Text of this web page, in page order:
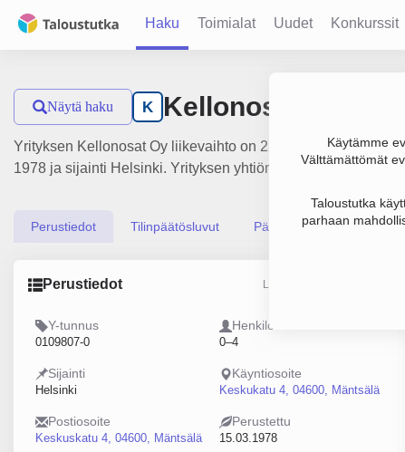
Haku Toimialat Uudet Konkurssit
Käytämme
Välttämättömät
Taloustutka
parhaan
Näytä haku K Kellonosat Oy
Yrityksen Kellonosat Oy liikevaihto on 226 000 €, tulos 7
1978 ja sijainti Helsinki. Yrityksen yhtiömuoto Osakeyhtiö
Perustiedot Tilinpäätösluvut Päättäjätiedot
Perustiedot Lähde: YTJ, PRH, Traficom
Y-tunnus
0109807-0
Henkilöstömäärä
0–4
Sijainti
Helsinki
Käyntiosoite
Keskukatu 4, 04600, Mäntsälä
Postiosoite
Keskuskatu 4, 04600, Mäntsälä
Perustettu
15.03.1978